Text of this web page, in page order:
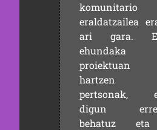
eraldatzailea
ari gara.
ehundaka
proiektuan
hartzen
pertsonak,
digun
behatuz